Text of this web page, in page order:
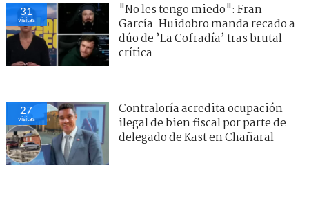
31
visitas
"No les tengo miedo": Fran
García-Huidobro manda recado a
dúo de ’La Cofradía’ tras brutal
crítica
27
visitas
Contraloría acredita ocupación
ilegal de bien fiscal por parte de
delegado de Kast en Chañaral